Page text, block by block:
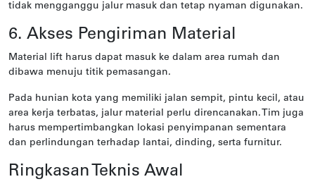
tidak mengganggu jalur masuk dan tetap nyaman digunakan.
6. Akses Pengiriman Material
Material lift harus dapat masuk ke dalam area rumah dan
dibawa menuju titik pemasangan.
Pada hunian kota yang memiliki jalan sempit, pintu kecil, atau
area kerja terbatas, jalur material perlu direncanakan. Tim juga
harus mempertimbangkan lokasi penyimpanan sementara
dan perlindungan terhadap lantai, dinding, serta furnitur.
Ringkasan Teknis Awal